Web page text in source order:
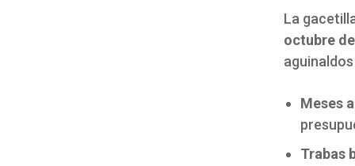
La
octubre
Meses
Trabas